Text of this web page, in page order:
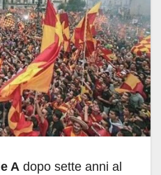
A dopo sette anni al